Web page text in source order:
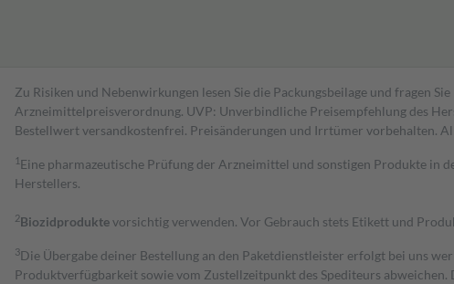
Zu Risiken und Nebenwirkungen lesen Sie die Packungsbeilage und fragen
Arzneimittelpreisverordnung. UVP: Unverbindliche Preisempfehlung des
Bestell­wert versand­kosten­frei. Preisänderungen und Irrtümer vorbehalten.
1 Eine pharmazeutische Prüfung der Arzneimittel und sonstigen Produkte in
Herstellers.
2Biozidproduktevorsichtig verwenden. Vor Gebrauch stets Etikett und
3Die Übergabe deiner Bestellung an den Paketdienstleister erfolgt bei uns
Produktverfügbarkeit sowie vom Zustellzeitpunkt des Spediteurs